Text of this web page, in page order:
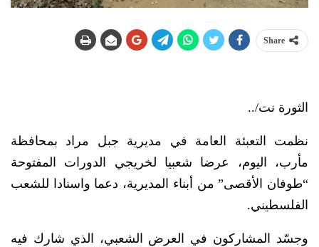
Share
الثورة نت/..
نظمت التعبئة العامة في مديرية جبل مراد بمحافظة
مأرب، اليوم، عرضا شعبيا لخريجي الدورات المفتوحة
“طوفان الأقصى” من أبناء المديرية، دعما واسنادا للشعب
الفلسطيني.
وجسّد المشاركون في العرض الشعبي، الذي شارك فيه